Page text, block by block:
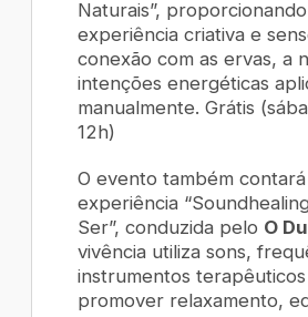
Naturais”,
experiência criativa e
conexão com as ervas, a
intenções energéticas
manualmente. Grátis
12h)
O evento também
experiência
Ser”, conduzida pelo O
vivência utiliza sons,
instrumentos
promover relaxamento,